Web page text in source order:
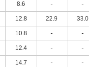
8.6 - -
12.8 22.9 33.0
10.8 - -
12.4 - -
14.7 - -